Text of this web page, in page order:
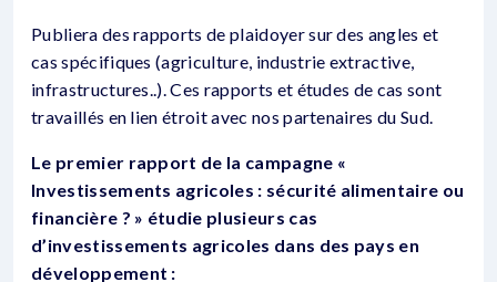
Publiera des rapports de plaidoyer sur des angles et
cas spécifiques (agriculture, industrie extractive,
infrastructures..). Ces rapports et études de cas sont
travaillés en lien étroit avec nos partenaires du Sud.
Le premier rapport de la campagne «
Investissements agricoles : sécurité alimentaire ou
financière ? » étudie plusieurs cas
d’investissements agricoles dans des pays en
développement :